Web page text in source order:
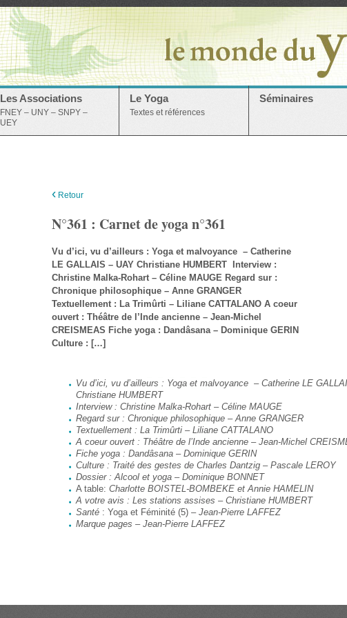
Les Associations
FNEY – UNY – SNPY –
UEY
Le Yoga
Textes et références
Séminaires
‹ Retour
N°361 : Carnet de yoga n°361
Vu d’ici, vu d’ailleurs : Yoga et malvoyance – Catherine
LE GALLAIS – UAY Christiane HUMBERT Interview :
Christine Malka-Rohart – Céline MAUGE Regard sur :
Chronique philosophique – Anne GRANGER
Textuellement : La Trimûrti – Liliane CATTALANO A coeur
ouvert : Théâtre de l’Inde ancienne – Jean-Michel
CREISMEAS Fiche yoga : Dandâsana – Dominique GERIN
Culture : […]
Vu d’ici, vu d’ailleurs : Yoga et malvoyance – Catherine LE
Christiane HUMBERT
Interview : Christine Malka-Rohart – Céline MAUGE
Regard sur : Chronique philosophique – Anne GRANGER
Textuellement : La Trimûrti – Liliane CATTALANO
A coeur ouvert : Théâtre de l’Inde ancienne – Jean-Michel
Fiche yoga : Dandâsana – Dominique GERIN
Culture : Traité des gestes de Charles Dantzig – Pascale LEROY
Dossier : Alcool et yoga – Dominique BONNET
A table: Charlotte BOISTEL-BOMBEKE et Annie HAMELIN
A votre avis : Les stations assises – Christiane HUMBERT
Santé : Yoga et Féminité (5) – Jean-Pierre LAFFEZ
Marque pages – Jean-Pierre LAFFEZ